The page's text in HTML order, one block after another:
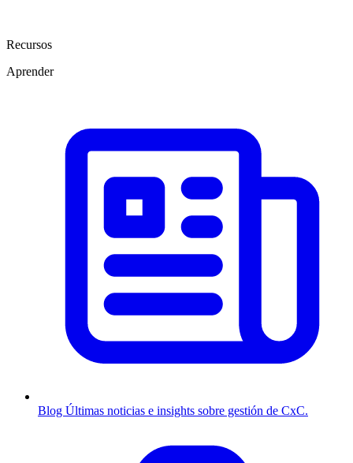
Recursos
Aprender
Blog Últimas noticias e insights sobre gestión de CxC.